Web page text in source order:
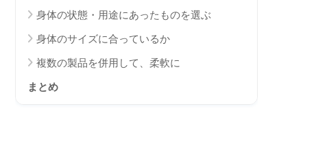
身体の状態・用途にあったものを選ぶ
身体のサイズに合っているか
複数の製品を併用して、柔軟に
まとめ